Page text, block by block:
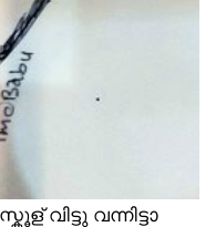
വിട്ടു വന്നിട്ടാ